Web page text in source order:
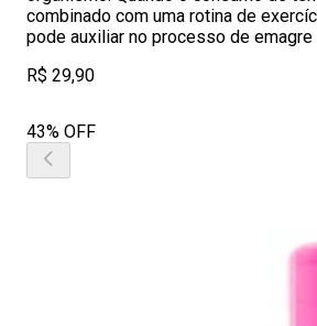
combinado com uma rotina de
pode auxiliar no processo de emagre
R$ 29,90
43% OFF